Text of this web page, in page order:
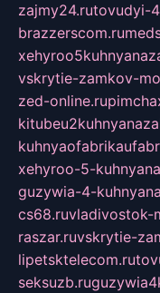
zajmy24.rutovudyi-
brazzerscom.ru
vskrytie-zamkov-
zed-online.ru
xehyroo-5-
guzywia-4-
cs68.ruvladivostok-
raszar.ruvskrytie-
lipetsktelecom.ru
seksuzb.ru